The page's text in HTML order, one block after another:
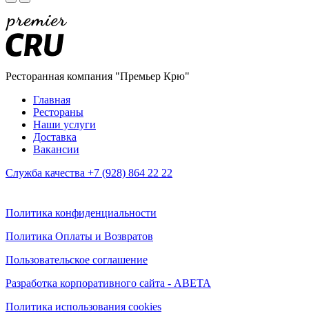
Ресторанная компания "Премьер Крю"
Главная
Рестораны
Наши услуги
Доставка
Вакансии
Служба качества +7 (928) 864 22 22
Политика конфиденциальности
Политика Оплаты и Возвратов
Пользовательское соглашение
Разработка корпоративного сайта - ABETA
Политика использования cookies